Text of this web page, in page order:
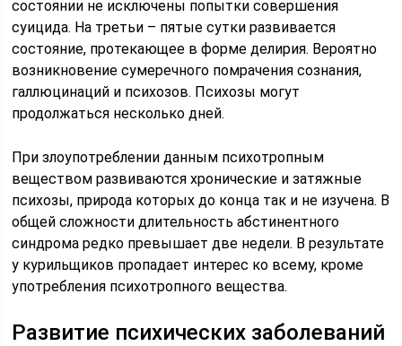
состоянии не исключены попытки совершения
суицида. На третьи – пятые сутки развивается
состояние, протекающее в форме делирия. Вероятно
возникновение сумеречного помрачения сознания,
галлюцинаций и психозов. Психозы могут
продолжаться несколько дней.
При злоупотреблении данным психотропным
веществом развиваются хронические и затяжные
психозы, природа которых до конца так и не изучена. В
общей сложности длительность абстинентного
синдрома редко превышает две недели. В результате
у курильщиков пропадает интерес ко всему, кроме
употребления психотропного вещества.
Развитие психических заболеваний